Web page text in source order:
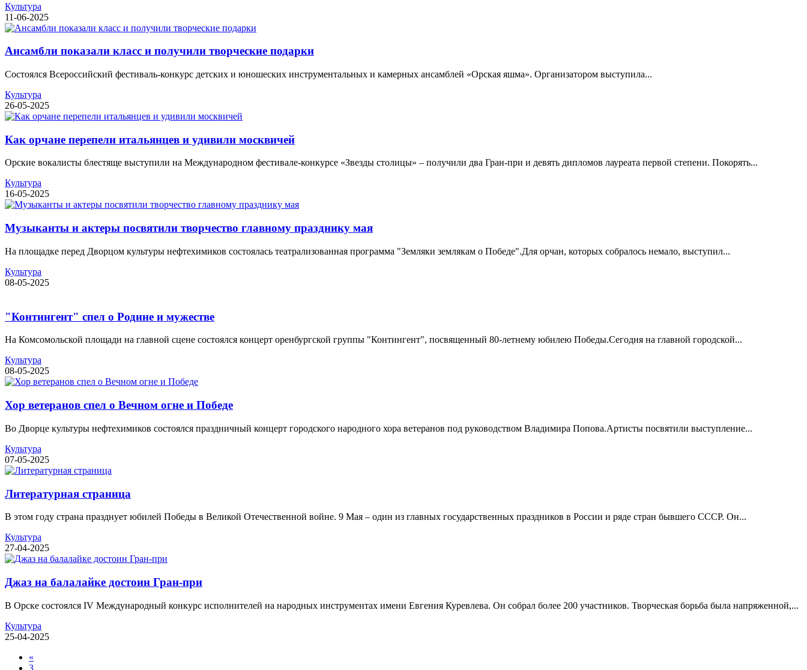
Культура
11-06-2025
Ансамбли показали класс и получили творческие подарки
Состоялся Всероссийский фестиваль-конкурс детских и юношеских инструментальных и камерных ансамблей «Орская яшма». Организатором выступила...
Культура
26-05-2025
Как орчане перепели итальянцев и удивили москвичей
Орские вокалисты блестяще выступили на Международном фестивале-конкурсе «Звезды столицы» – получили два Гран-при и девять дипломов лауреата первой степени. Покорять...
Культура
16-05-2025
Музыканты и актеры посвятили творчество главному празднику мая
На площадке перед Дворцом культуры нефтехимиков состоялась театрализованная программа "Земляки землякам о Победе".Для орчан, которых собралось немало, выступил...
Культура
08-05-2025
"Контингент" спел о Родине и мужестве
На Комсомольской площади на главной сцене состоялся концерт оренбургской группы "Контингент", посвященный 80-летнему юбилею Победы.Сегодня на главной городской...
Культура
08-05-2025
Хор ветеранов спел о Вечном огне и Победе
Во Дворце культуры нефтехимиков состоялся праздничный концерт городского народного хора ветеранов под руководством Владимира Попова.Артисты посвятили выступление...
Культура
07-05-2025
Литературная страница
В этом году страна празднует юбилей Победы в Великой Отечественной войне. 9 Мая – один из главных государственных праздников в России и ряде стран бывшего СССР. Он...
Культура
27-04-2025
Джаз на балалайке достоин Гран-при
В Орске состоялся IV Международный конкурс исполнителей на народных инструментах имени Евгения Куревлева. Он собрал более 200 участников. Творческая борьба была напряженной,...
Культура
25-04-2025
«
3